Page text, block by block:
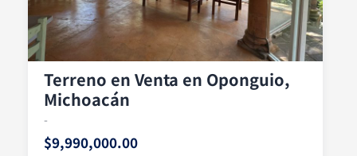
Terreno en Venta en Oponguio,
Michoacán
-
$9,990,000.00